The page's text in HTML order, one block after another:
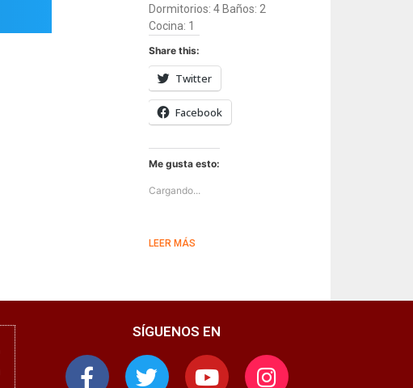
Dormitorios: 4 Baños: 2
Cocina: 1
Share this:
Twitter
Facebook
Me gusta esto:
Cargando...
LEER MÁS
SÍGUENOS EN